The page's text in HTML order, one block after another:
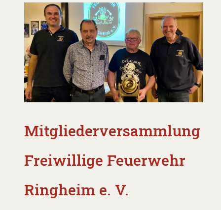
Mitgliederversammlung
Freiwillige Feuerwehr
Ringheim e. V.